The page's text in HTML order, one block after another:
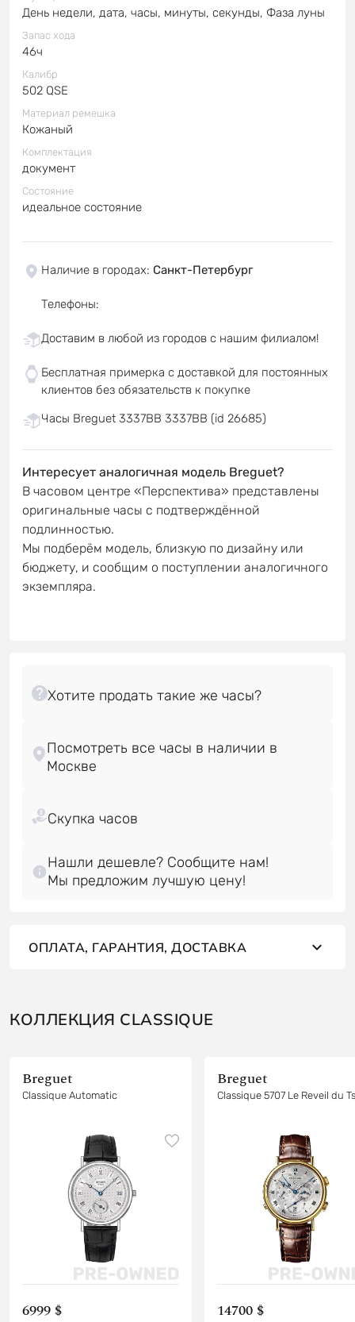
День недели, дата, часы, минуты, секунды, Фаза луны
Запас хода
46ч
Калибр
502 QSE
Материал ремешка
Кожаный
Комплектация
документ
Состояние
идеальное состояние
Наличие в городах: Санкт-Петербург
Телефоны:
Доставим в любой из городов с нашим филиалом!
Бесплатная примерка с доставкой для постоянных
клиентов без обязательств к покупке
Часы Breguet 3337BB 3337BB (id 26685)
Интересует аналогичная модель Breguet?
В часовом центре «Перспектива» представлены
оригинальные часы с подтверждённой
подлинностью.
Мы подберём модель, близкую по дизайну или
бюджету, и сообщим о поступлении аналогичного
экземпляра.
Посмотреть все часы в наличии в
Нашли дешевле? Сообщите нам!
Мы предложим лучшую цену!
ОПЛАТА, ГАРАНТИЯ, ДОСТАВКА
КОЛЛЕКЦИЯ CLASSIQUE
Breguet
Classique Automatic
6999 $
Breguet
Classique 5707 Le Reveil du
14700 $